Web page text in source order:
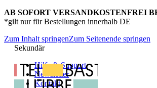
AB SOFORT VERSANDKOSTENFREI
*gilt nur für Bestellungen innerhalb DE
Zum Inhalt springenZum Seitenende springen
Sekundär
Hilfe & Support
Newsletter
Kontakt